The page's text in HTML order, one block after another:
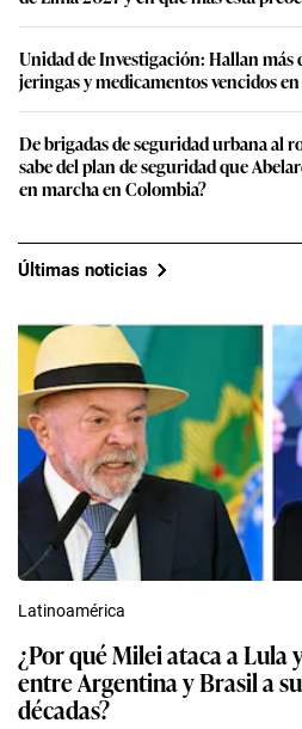
Unidad de Investigación: Hallan más
jeringas y medicamentos vencidos
De brigadas de seguridad urbana al
sabe del plan de seguridad que
en marcha en Colombia?
Últimas noticias
Latinoamérica
¿Por qué Milei ataca a Lula
entre Argentina y Brasil a
décadas?